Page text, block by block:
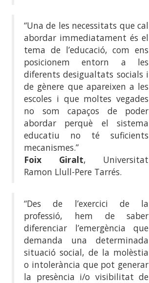
“Una de les necessitats que cal
abordar immediatament és el
tema de l’educació, com ens
posicionem entorn a les
diferents desigualtats socials i
de gènere que apareixen a les
escoles i que moltes vegades
no som capaços de poder
abordar perquè el sistema
educatiu no té suficients
mecanismes.”
Foix Giralt, Universitat
Ramon Llull-Pere Tarrés.
“Des de l’exercici de la
professió, hem de saber
diferenciar l’emergència que
demanda una determinada
situació social, de la molèstia
o intolerància que pot generar
la presència i/o visibilitat de